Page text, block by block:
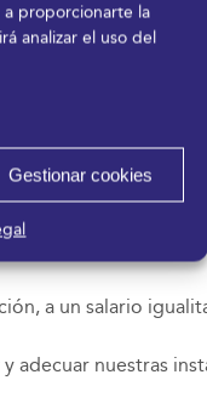
a proporcionarte la
analizar el uso del
Gestionar cookies
a un salario
nuestras